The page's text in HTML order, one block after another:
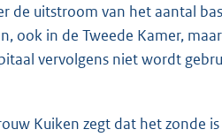
de uitstroom van het aantal
ook in de Tweede Kamer,
vervolgens niet wordt
Kuiken zegt dat het zonde